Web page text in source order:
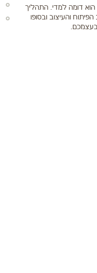
דומה למדי. התהליך
והעיצוב ובסופו
בעצמכם.